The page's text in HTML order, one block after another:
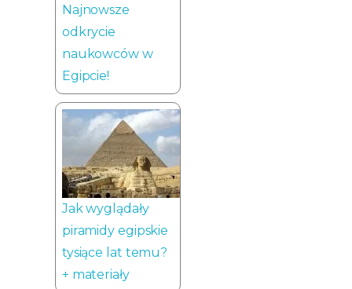
Najnowsze
odkrycie
naukowców w
Egipcie!
Jak wyglądały
piramidy egipskie
tysiące lat temu?
+ materiały